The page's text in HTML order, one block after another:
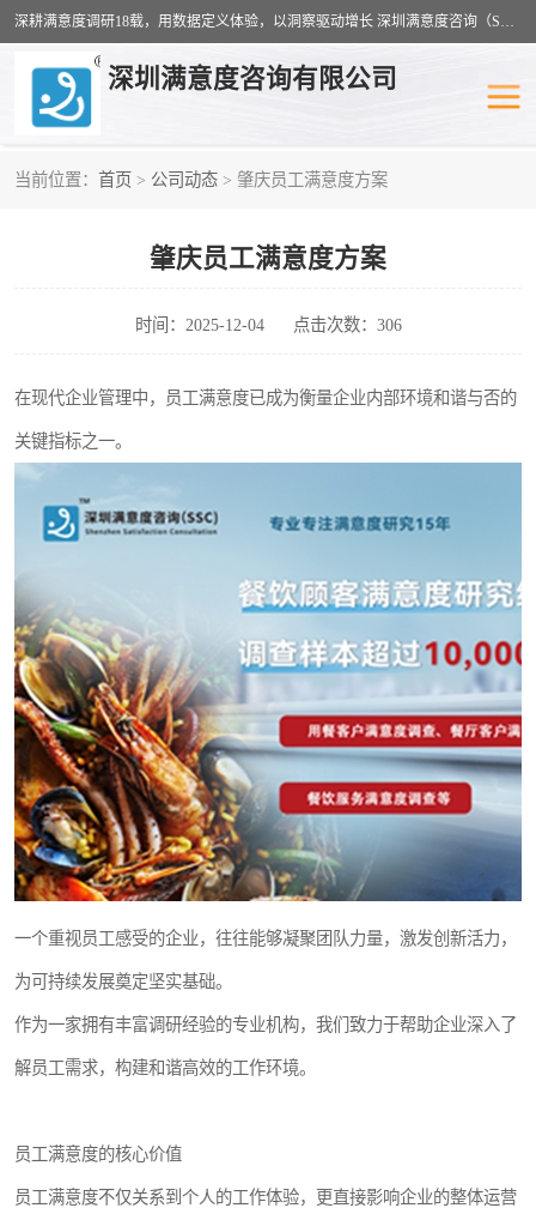
深耕满意度调研18载，用数据定义体验，以洞察驱动增长 深圳满意度咨询（SSC）：十八年专注，丈量每一份体验。
深圳满意度咨询有限公司
当前位置： 首页 > 公司动态 > 肇庆员工满意度方案
肇庆员工满意度方案
时间：2025-12-04 点击次数：306
在现代企业管理中，员工满意度已成为衡量企业内部环境和谐与否的
关键指标之一。
一个重视员工感受的企业，往往能够凝聚团队力量，激发创新活力，
为可持续发展奠定坚实基础。
作为一家拥有丰富调研经验的专业机构，我们致力于帮助企业深入了
解员工需求，构建和谐高效的工作环境。
员工满意度的核心价值
员工满意度不仅关系到个人的工作体验，更直接影响企业的整体运营
客户满意度调查 医疗服务业满意度
公共事务满意度调查 餐饮业满意度调查
营商环境满意度 员工满意度
服务满意度调查